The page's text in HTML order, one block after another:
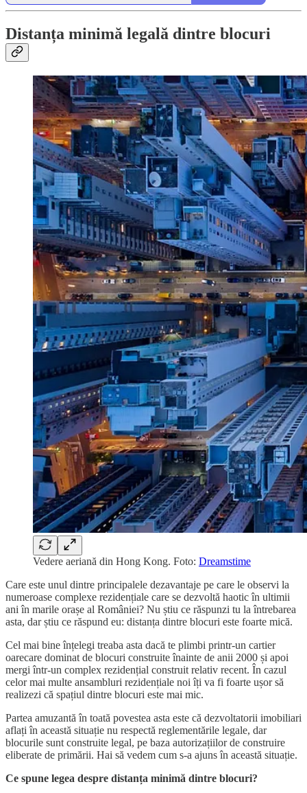
Distanța minimă legală dintre blocuri
Vedere aeriană din Hong Kong. Foto: Dreamstime
Care este unul dintre principalele dezavantaje pe care le observi la
numeroase complexe rezidențiale care se dezvoltă haotic în ultimii
ani în marile orașe al României? Nu știu ce răspunzi tu la întrebarea
asta, dar știu ce răspund eu: distanța dintre blocuri este foarte mică.
Cel mai bine înțelegi treaba asta dacă te plimbi printr-un cartier
oarecare dominat de blocuri construite înainte de anii 2000 și apoi
mergi într-un complex rezidențial construit relativ recent. În cazul
celor mai multe ansambluri rezidențiale noi îți va fi foarte ușor să
realizezi că spațiul dintre blocuri este mai mic.
Partea amuzantă în toată povestea asta este că dezvoltatorii imobiliari
aflați în această situație nu respectă reglementările legale, dar
blocurile sunt construite legal, pe baza autorizațiilor de construire
eliberate de primării. Hai să vedem cum s-a ajuns în această situație.
Ce spune legea despre distanța minimă dintre blocuri?